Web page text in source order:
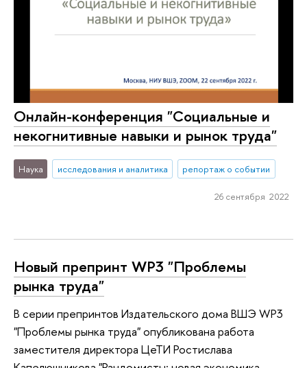
Онлайн-конференция "Социальные и
некогнитивные навыки и рынок труда"
Наука исследования и аналитика репортаж о событии
26 сентября 2022
Новый препринт WP3 "Проблемы
рынка труда"
В серии препринтов Издательского дома ВШЭ WP3
"Проблемы рынка труда" опубликована работа
заместителя директора ЦеТИ Ростислава